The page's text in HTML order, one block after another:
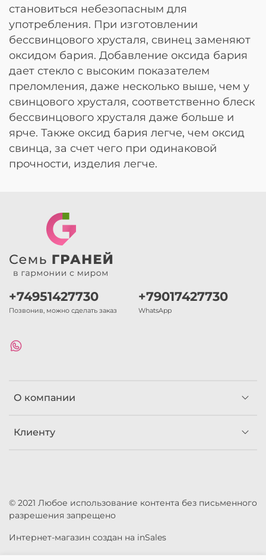
становиться небезопасным для
употребления. При изготовлении
бессвинцового хрусталя, свинец заменяют
оксидом бария. Добавление оксида бария
дает стекло с высоким показателем
преломления, даже несколько выше, чем у
свинцового хрусталя, соответственно блеск
бессвинцового хрусталя даже больше и
ярче. Также оксид бария легче, чем оксид
свинца, за счет чего при одинаковой
прочности, изделия легче.
О компании
Клиенту
+74951427730
Позвонив, можно сделать заказ
+79017427730
WhatsApp
© 2021 Любое использование контента без письменного
разрешения запрещено
Интернет-магазин создан на inSales